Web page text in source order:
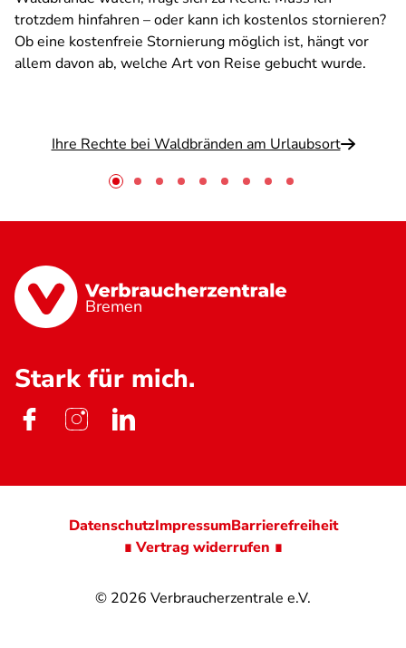
trotzdem hinfahren – oder kann ich kostenlos stornieren?
Ob eine kostenfreie Stornierung möglich ist, hängt vor
allem davon ab, welche Art von Reise gebucht wurde.
Ihre Rechte bei Waldbränden am Urlaubsort
Bremen
Stark für mich.
© 2026 Verbraucherzentrale e.V.
DatenschutzImpressumBarrierefreiheit
∎ Vertrag widerrufen ∎